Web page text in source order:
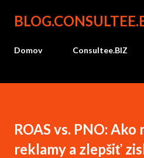
Preskočiť na
Domov Consultee.BIZ
ROAS vs. PNO:
reklamy a zlepšiť